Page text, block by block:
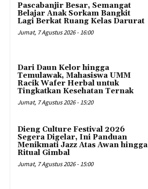
Pascabanjir Besar, Semangat
Belajar Anak Sorkam Bangkit
Lagi Berkat Ruang Kelas Darurat
Jumat, 7 Agustus 2026 - 16:00
Dari Daun Kelor hingga
Temulawak, Mahasiswa UMM
Racik Wafer Herbal untuk
Tingkatkan Kesehatan Ternak
Jumat, 7 Agustus 2026 - 15:20
Dieng Culture Festival 2026
Segera Digelar, Ini Panduan
Menikmati Jazz Atas Awan hingga
Ritual Gimbal
Jumat, 7 Agustus 2026 - 15:00